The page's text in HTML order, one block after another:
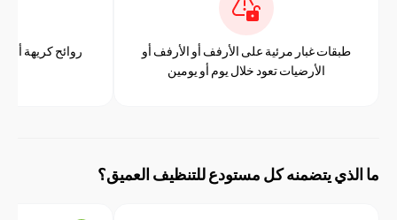
غبار مرئية على الأرفف أو الأرفف أو
الأرضيات تعود خلال يوم أو يومين
روائح كريهة أو عفنة في
يتضمنه كل مستودع للتنظيف العميق؟